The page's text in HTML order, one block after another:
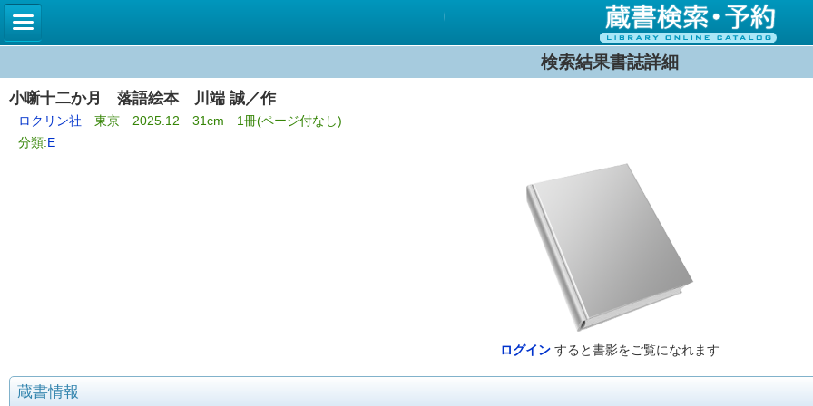
検索結果書誌詳細
小噺十二か月 落語絵本 川端 誠／作
ロクリン社 東京 2025.12 31cm 1冊(ページ付なし)
分類:E
ログイン すると書影をご覧になれます
蔵書情報